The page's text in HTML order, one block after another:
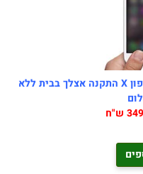
לאייפון X התקנה אצלך בבית ללא